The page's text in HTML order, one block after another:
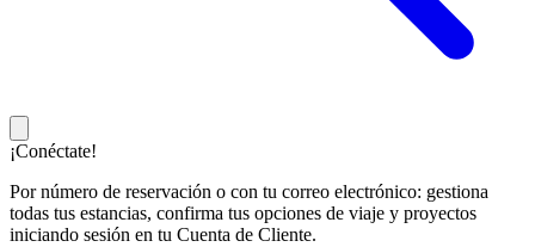
¡Conéctate!
Por número de reservación o con tu correo electrónico: gestiona
todas tus estancias, confirma tus opciones de viaje y proyectos
iniciando sesión en tu Cuenta de Cliente.